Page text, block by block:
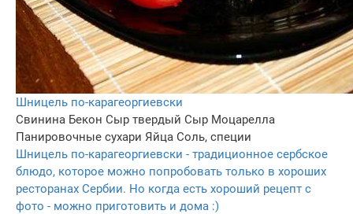
Шницель по-карагеоргиевски
Свинина Бекон Сыр твердый Сыр Моцарелла
Панировочные сухари Яйца Соль, специи
Шницель по-карагеоргиевски - традиционное сербское
блюдо, которое можно попробовать только в хороших
ресторанах Сербии. Но когда есть хороший рецепт с
фото - можно приготовить и дома :)